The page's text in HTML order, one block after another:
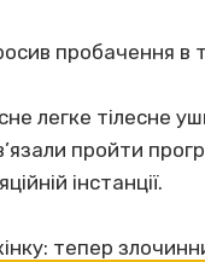
пробачення в
легке тілесне
пройти
інстанції.
тепер